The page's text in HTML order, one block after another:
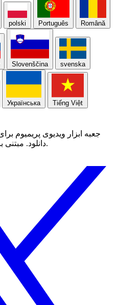
polski Português Română
Slovenščina svenska
Українська Tiếng Việt
جعبه ابزار ویدیوی پریمیوم
دانلود. مبتنی بر مرورگر. هیچ نصابی وجود ندارد.